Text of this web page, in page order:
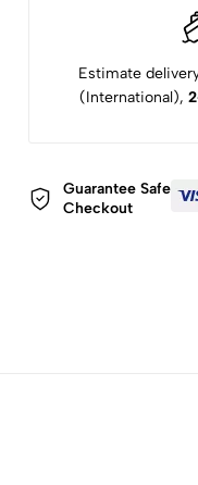
Estimate
(International),
Guarantee Safe
Checkout